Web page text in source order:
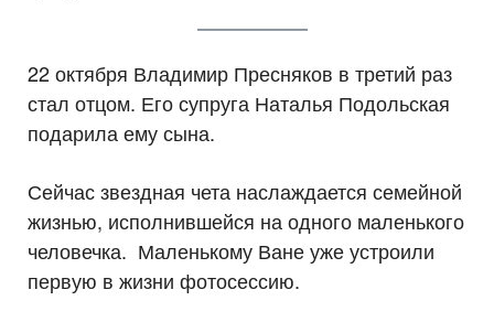
22 октября Владимир Пресняков в третий раз
стал отцом. Его супруга Наталья Подольская
подарила ему сына.
Сейчас звездная чета наслаждается семейной
жизнью, исполнившейся на одного маленького
человечка. Маленькому Ване уже устроили
первую в жизни фотосессию.